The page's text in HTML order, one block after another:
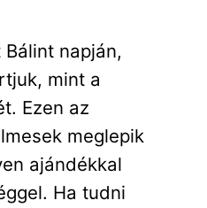
napján,
mint a
Ezen az
meglepik
ajándékkal
Ha tudni